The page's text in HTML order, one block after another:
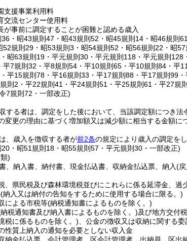
支援事業利用料
交流センター使用料
が事前に調定することが困難と認める歳入
・昭43規則47・昭43規則52・昭45規則14・昭46規則
52規則29・昭53規則3・昭54規則52・昭56規則22・昭
昭63規則19・平元規則30・平元規則118・平元規則
平7規則32・平8規則54・平10規則65・平10規則84・平
平15規則78・平16規則33・平17規則88・平17規則99
則2・平22規則41・平24規則51・平25規則61・平27
7規則72・一部改正)
する者は、調定をした後において、当該調定額につき
変更の理由に基づく増加額又は減少額に相当する金額に
、歳入を徴収する者が前2条の規定により歳入の調定を
・昭51規則18・昭55規則57・平元規則30・一部改正)
)
、納入書、納付書、現金払込書、収納金払込票、納入(
県民税及び森林環境税並びにこれらに係る延滞金、過
(納入又は納付の告知をするために使用する場合に限る。)
による市税等(納税通知書によるものを除く。)
税通知書及び納入書によるものを除く。)及び地方交付
税に係るものを除く。) 、公金の徴収又は収納に関する
性質上納入の通知を必要としない収入金